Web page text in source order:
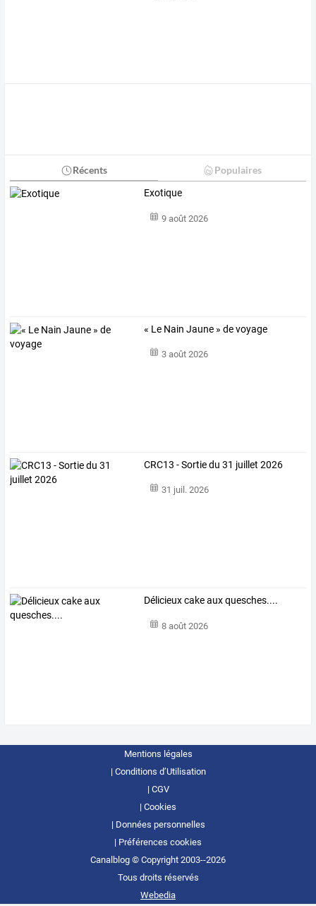
Récents Populaires
Exotique
9 août 2026
« Le Nain Jaune » de voyage
3 août 2026
CRC13 - Sortie du 31 juillet 2026
31 juil. 2026
Délicieux cake aux quesches....
8 août 2026
Mentions légales
Conditions d’Utilisation
CGV
Cookies
Données personnelles
Préférences cookies
Canalblog © Copyright 2003--2026
Tous droits réservés
Webedia